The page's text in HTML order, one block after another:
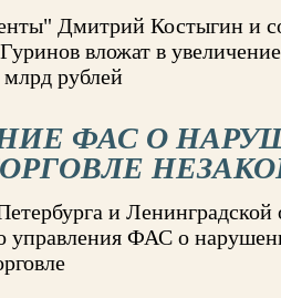
Дмитрий Костыгин и
вложат в
рублей
ФАС О
и Ленинградской
управления ФАС о